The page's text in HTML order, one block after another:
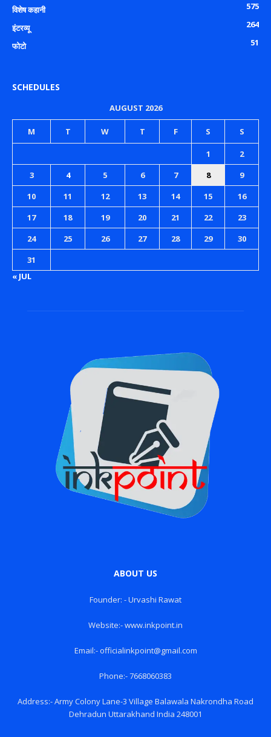
विशेष कहानी
575
इंटरव्यू
264
फोटो
51
SCHEDULES
AUGUST 2026
M T W T F S S
1
2
3
4 5 6 7 8
9
10
11 12 13 14 15
16
17
18 19 20 21 22
23
24
25 26 27 28 29
30
31
« JUL
ABOUT US
Founder: - Urvashi Rawat
Website:- www.inkpoint.in
Email:- officialinkpoint@gmail.com
Phone:- 7668060383
Address:- Army Colony Lane-3 Village Balawala Nakrondha Road
Dehradun Uttarakhand India 248001